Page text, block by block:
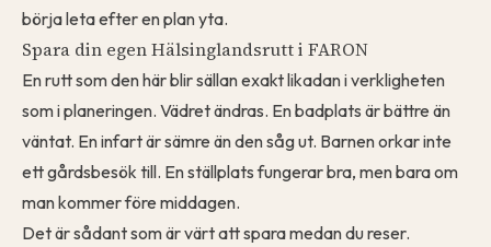
börja leta efter en plan yta.
Spara din egen Hälsinglandsrutt i FARON
En rutt som den här blir sällan exakt likadan i verkligheten
som i planeringen. Vädret ändras. En badplats är bättre än
väntat. En infart är sämre än den såg ut. Barnen orkar inte
ett gårdsbesök till. En ställplats fungerar bra, men bara om
man kommer före middagen.
Det är sådant som är värt att spara medan du reser.